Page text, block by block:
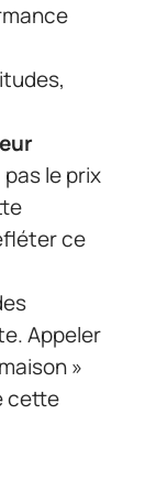
pas le prix
ce
Appeler
»
cette